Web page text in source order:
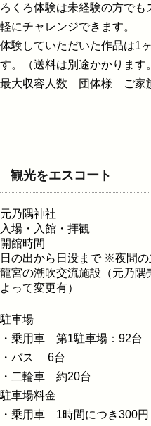
ろくろ体験は未経験の方で
軽にチャレンジできます。
体験していただいた作品は1
す。（送料は別途かかります
最大収容人数 団体様 ご家
観光をエスコート
元乃隅神社
入場・入館・拝観
開館時間
日の出から日没まで ※夜間の
龍宮の潮吹交流施設（元乃隅
よって変更有）
駐車場
・乗用車 第1駐車場：92
・バス 6台
・二輪車 約20台
駐車場料金
・乗用車 1時間につき300円